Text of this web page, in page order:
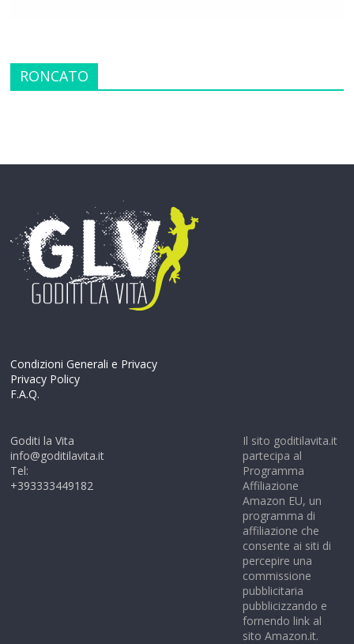
RONCATO
Condizioni Generali e Privacy
Privacy Policy
F.A.Q.
Goditi la Vita
info@goditilavita.it
Tel:
+393333449182
Il sito goditilavita.it
partecipa al
Programma
Affiliazione
Amazon EU, un
programma di
affiliazione che
consente ai siti di
percepire una
commissione
pubblicitaria
pubblicizzando e
fornendo link al
sito Amazon.it.